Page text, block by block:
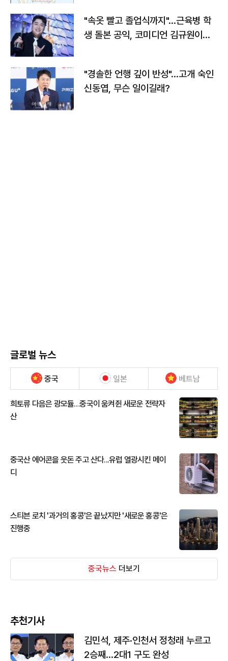
"속옷 빨고 졸업식까지"…근육병 학
생 돌본 공익, 코미디언 김규원이었
"경솔한 언행 깊이 반성"…고개 숙인
신동엽, 무슨 일이길래?
글로벌 뉴스
중국 일본 베트남
희토류 다음은 광모듈…중국이 움켜쥔 새로운 전략자
산
중국산 에어콘을 웃돈 주고 산다...유럽 열광시킨 메이
디
스티븐 로치 '과거의 홍콩'은 끝났지만 '새로운 홍콩'은
진행중
중국뉴스 더보기
추천기사
김민석, 제주·인천서 정청래 누르고
2승째…2대1 구도 완성